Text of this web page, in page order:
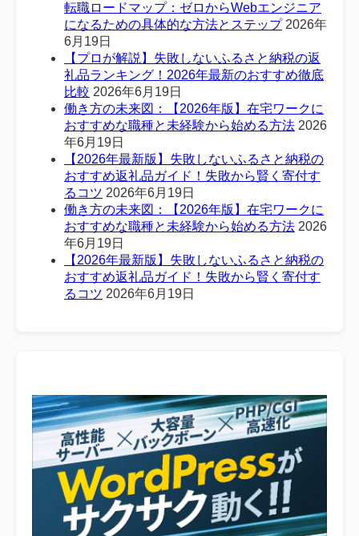
転職ロードマップ：ゼロからWebエンジニア
になるための具体的な方法とステップ 2026年
6月19日
【プロが解説】失敗しないふるさと納税の返
礼品ランキング！2026年最新のおすすめ徹底
比較 2026年6月19日
働き方の未来図：【2026年版】在宅ワークに
おすすめな職種と未経験から始める方法 2026
年6月19日
【2026年最新版】失敗しないふるさと納税の
おすすめ返礼品ガイド！失敗から賢く寄付す
るコツ 2026年6月19日
働き方の未来図：【2026年版】在宅ワークに
おすすめな職種と未経験から始める方法 2026
年6月19日
【2026年最新版】失敗しないふるさと納税の
おすすめ返礼品ガイド！失敗から賢く寄付す
るコツ 2026年6月19日